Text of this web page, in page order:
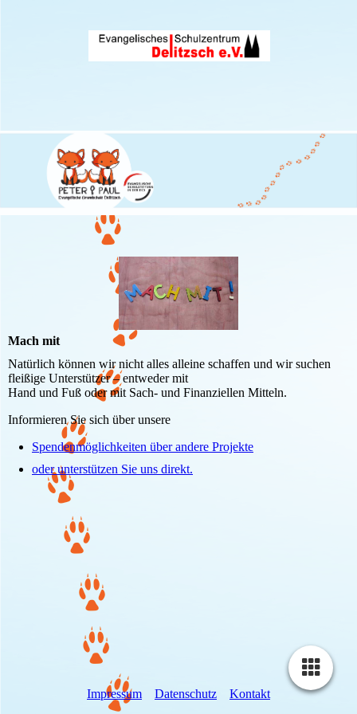
Mach mit
Natürlich können wir nicht alles alleine schaffen und wir suchen
fleißige Unterstützer – entweder mit
Hand und Fuß oder mit Sach- und Finanziellen Mitteln.
Informieren Sie sich über unsere
Spendenmöglichkeiten über andere Projekte
oder unterstützen Sie uns direkt.
Impressum Datenschutz Kontakt